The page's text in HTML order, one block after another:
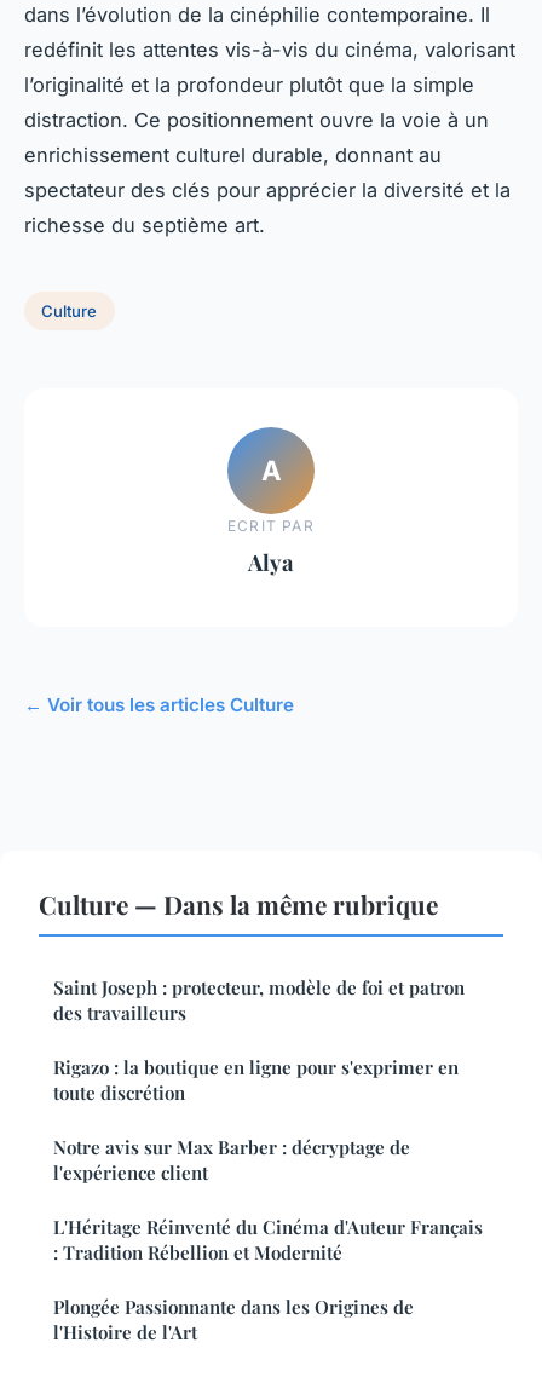
dans l’évolution de la cinéphilie contemporaine. Il
redéfinit les attentes vis-à-vis du cinéma, valorisant
l’originalité et la profondeur plutôt que la simple
distraction. Ce positionnement ouvre la voie à un
enrichissement culturel durable, donnant au
spectateur des clés pour apprécier la diversité et la
richesse du septième art.
Culture
A
ECRIT PAR
Alya
← Voir tous les articles Culture
Culture — Dans la même rubrique
Saint Joseph : protecteur, modèle de foi et patron
des travailleurs
Rigazo : la boutique en ligne pour s'exprimer en
toute discrétion
Notre avis sur Max Barber : décryptage de
l'expérience client
L'Héritage Réinventé du Cinéma d'Auteur Français
: Tradition Rébellion et Modernité
Plongée Passionnante dans les Origines de
l'Histoire de l'Art